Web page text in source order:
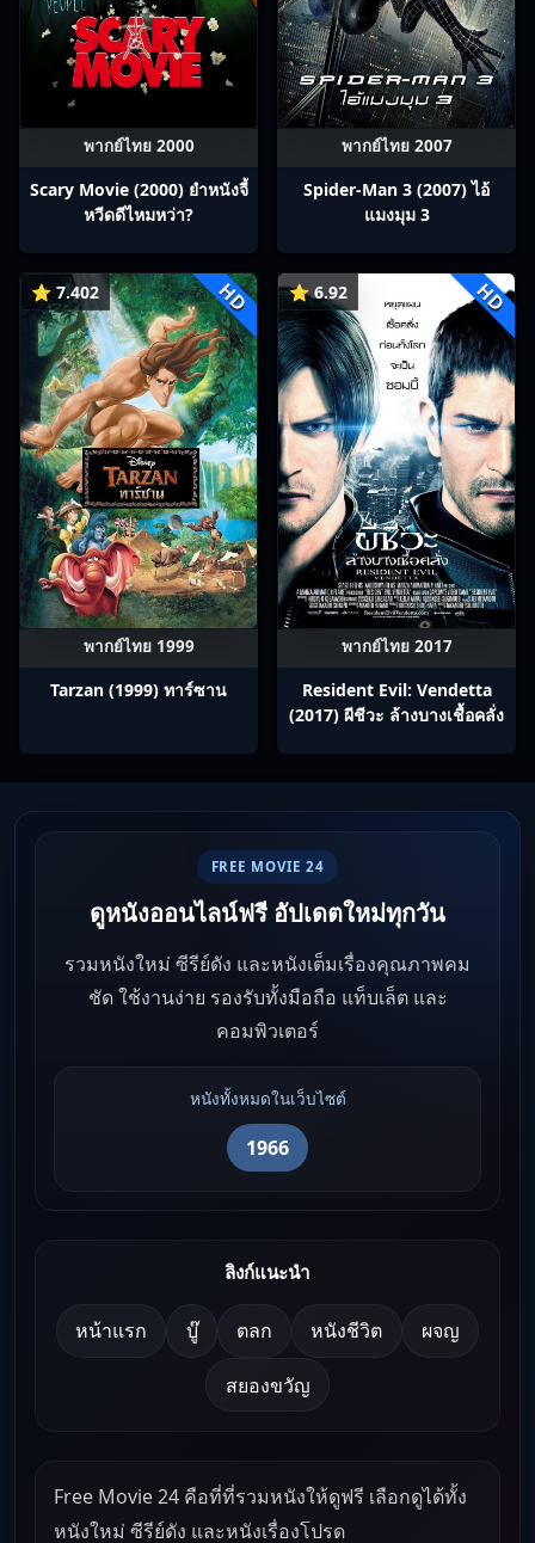
พากย์ไทย 2000
Scary Movie (2000) ยำหนังจี้​
หวีดดีไหมหว่า?
พากย์ไทย 2007
Spider-Man 3 (2007) ไอ้
แมงมุม 3
⭐ 7.402 HD
พากย์ไทย 1999
Tarzan (1999) ทาร์ซาน
⭐ 6.92 HD
พากย์ไทย 2017
Resident Evil: Vendetta
(2017) ผีชีวะ ล้างบางเชื้อคลั่ง
FREE MOVIE 24
ดูหนังออนไลน์ฟรี อัปเดตใหม่ทุกวัน
รวมหนังใหม่ ซีรีย์ดัง และหนังเต็มเรื่องคุณภาพคม
ชัด ใช้งานง่าย รองรับทั้งมือถือ แท็บเล็ต และ
คอมพิวเตอร์
หนังทั้งหมดในเว็บไซต์
1966
ลิงก์แนะนำ
หน้าแรก บู๊ ตลก หนังชีวิต ผจญ
สยองขวัญ
Free Movie 24 คือที่ที่รวมหนังให้ดูฟรี เลือกดูได้ทั้ง
หนังใหม่ ซีรีย์ดัง และหนังเรื่องโปรด